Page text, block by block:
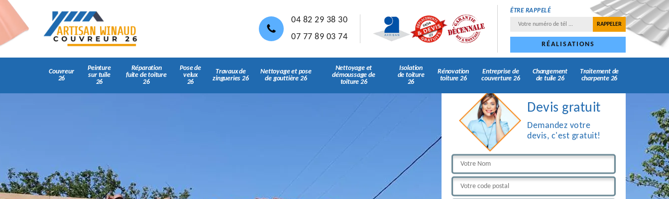
04 82 29 38 30
07 77 89 03 74
ÊTRE RAPPELÉ
RÉALISATIONS
Couvreur
26
Peinture
sur tuile
26
Réparation
fuite de toiture
26
Pose de
velux
26
Travaux de
zingueries 26
Nettoyage et pose
de gouttière 26
Nettoyage et
démoussage de
toiture 26
Isolation
de toiture
26
Rénovation
toiture 26
Entreprise de
couverture 26
Changement
de tuile 26
Traitement de
charpente 26
Devis gratuit
Demandez votre
devis, c'est gratuit!